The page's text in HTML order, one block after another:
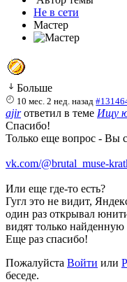
Не в сети
Мастер
Больше
10 мес. 2 нед. назад
ajirответил в теме Ищу
Спасибо!
Только еще вопрос - Вы
vk.com/@brutal_muse-
Или еще где-то есть?
Гугл это не видит,
один раз открывал
видят только
Еще раз спасибо!
Пожалуйста Войти или
беседе.